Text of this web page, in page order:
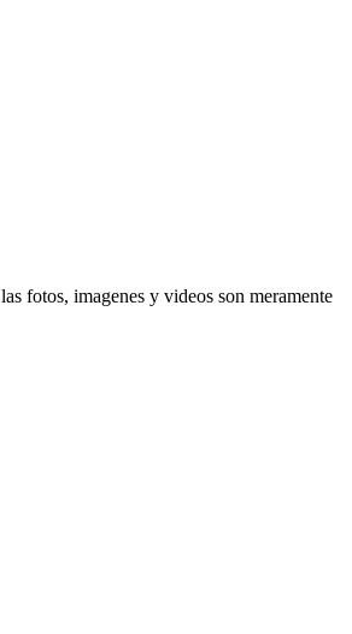
fotos, imagenes y videos son meramente